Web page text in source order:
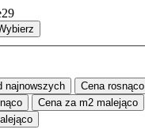
29
najnowszych Cena rosnąco
Cena za m2 malejąco